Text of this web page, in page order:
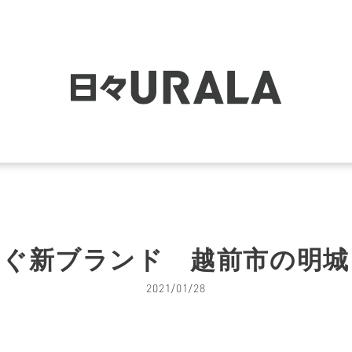
新ブランド 越前市の明
2021/01/28